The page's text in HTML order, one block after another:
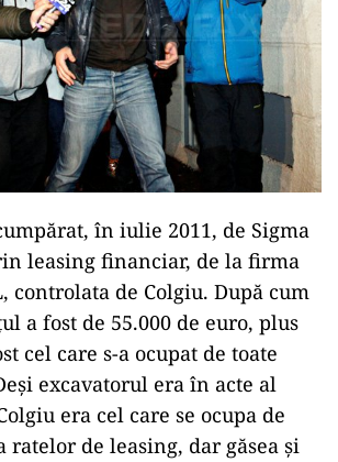
în iulie 2011, de Sigma
leasing financiar, de la firma
controlata de Colgiu. După cum
a fost de 55.000 de euro, plus
cel care s-a ocupat de toate
excavatorul era în acte al
era cel care se ocupa de
ratelor de leasing, dar găsea și